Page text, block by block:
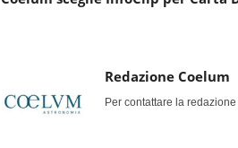
Redazione Coelum
Per contattare la